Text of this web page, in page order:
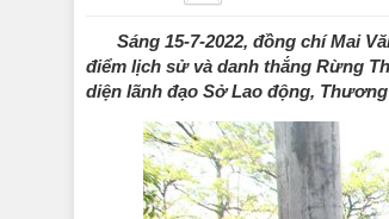
Sáng 15-7-2022, đồng chí Mai
điểm lịch sử và danh thắng Rừng
diện lãnh đạo Sở Lao động,